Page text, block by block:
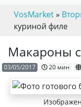
VosMarket»
куриной филе
Макароны
03/05/2017 20 мин